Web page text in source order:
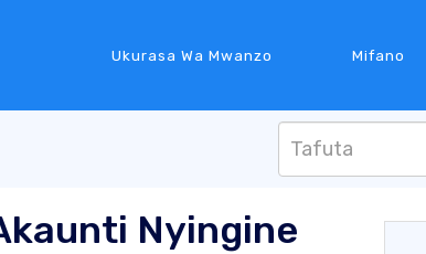
Ukurasa Wa Mwanzo Mifano
Nyingine